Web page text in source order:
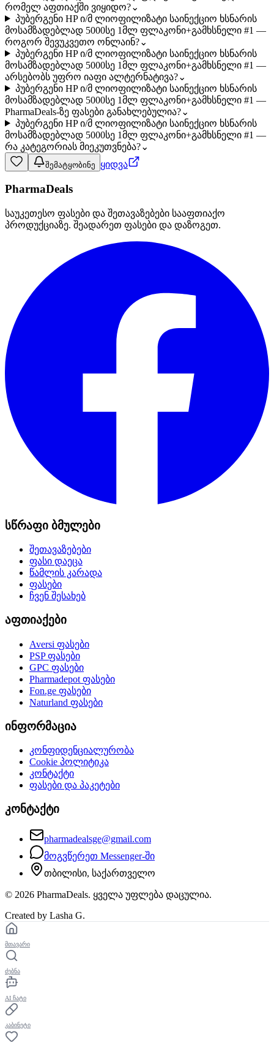
რომელ აფთიაქში ვიყიდო?⌄
პუბერგენი HP ი/მ ლიოფილიზატი საინექციო ხსნარის
მოსამზადებლად 5000სე 1მლ ფლაკონი+გამხსნელი #1 —
როგორ შევუკვეთო ონლაინ?⌄
პუბერგენი HP ი/მ ლიოფილიზატი საინექციო ხსნარის
მოსამზადებლად 5000სე 1მლ ფლაკონი+გამხსნელი #1 —
არსებობს უფრო იაფი ალტერნატივა?⌄
პუბერგენი HP ი/მ ლიოფილიზატი საინექციო ხსნარის
მოსამზადებლად 5000სე 1მლ ფლაკონი+გამხსნელი #1 —
PharmaDeals-ზე ფასები განახლებულია?⌄
პუბერგენი HP ი/მ ლიოფილიზატი საინექციო ხსნარის
მოსამზადებლად 5000სე 1მლ ფლაკონი+გამხსნელი #1 —
რა კატეგორიას მიეკუთვნება?⌄
შემატყობინე ყიდვა
PharmaDeals
საუკეთესო ფასები და შეთავაზებები სააფთიაქო
პროდუქციაზე. შეადარეთ ფასები და დაზოგეთ.
სწრაფი ბმულები
შეთავაზებები
ფასი დაეცა
წამლის კარადა
ფასები
ჩვენ შესახებ
აფთიაქები
Aversi ფასები
PSPფასები
GPC ფასები
Pharmadepot ფასები
Fon.ge ფასები
Naturland ფასები
ინფორმაცია
კონფიდენციალურობა
Cookie პოლიტიკა
კონტაქტი
ფასები და პაკეტები
კონტაქტი
pharmadealsge@gmail.com
მოგვწერეთ Messenger-ში
თბილისი, საქართველო
© 2026 PharmaDeals. ყველა უფლება დაცულია.
Created by Lasha G.
მთავარი
ძებნა
AI ჩატი
კაბინეტი